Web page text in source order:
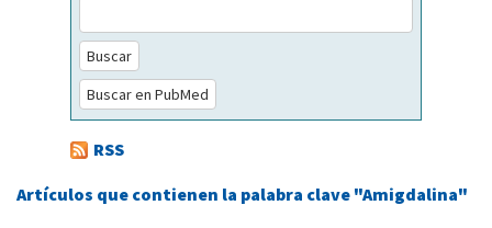
Buscar
Buscar en PubMed
RSS
Artículos que contienen la palabra clave "Amigdalina"